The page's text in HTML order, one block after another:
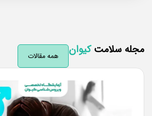
سلامتکیوان همه مقالات